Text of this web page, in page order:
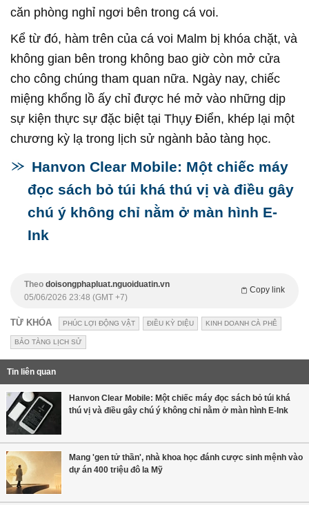
căn phòng nghỉ ngơi bên trong cá voi.
Kể từ đó, hàm trên của cá voi Malm bị khóa chặt, và
không gian bên trong không bao giờ còn mở cửa
cho công chúng tham quan nữa. Ngày nay, chiếc
miệng khổng lồ ấy chỉ được hé mở vào những dịp
sự kiện thực sự đặc biệt tại Thụy Điển, khép lại một
chương kỳ lạ trong lịch sử ngành bảo tàng học.
Hanvon Clear Mobile: Một chiếc máy
đọc sách bỏ túi khá thú vị và điều gây
chú ý không chỉ nằm ở màn hình E-
Ink
Theo doisongphapluat.nguoiduatin.vn
Copy link
05/06/2026 23:48 (GMT +7)
TỪ KHÓA PHÚC LỢI ĐỘNG VẬT ĐIỀU KỲ DIỆU KINH DOANH CÀ PHÊ
BẢO TÀNG LỊCH SỬ
Tin liên quan
Hanvon Clear Mobile: Một chiếc máy đọc sách bỏ túi khá
thú vị và điều gây chú ý không chỉ nằm ở màn hình E-Ink
Mang 'gen tử thần', nhà khoa học đánh cược sinh mệnh vào
dự án 400 triệu đô la Mỹ